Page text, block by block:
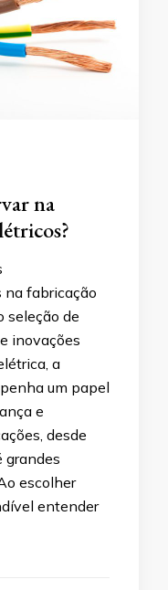
na
na fabricação
seleção de
inovações
a
um papel
e
desde
grandes
escolher
entender